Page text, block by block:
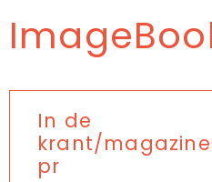
In de
krant/
pr